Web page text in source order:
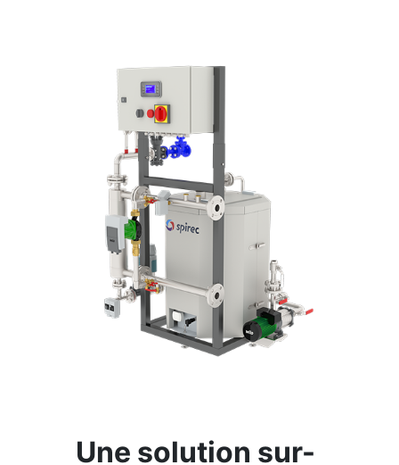
Une solution sur-